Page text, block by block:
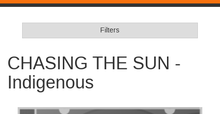
Filters
CHASING THE SUN -
Indigenous